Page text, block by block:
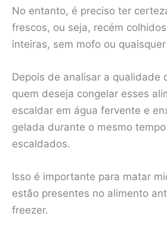
No entanto, é preciso ter
frescos, ou seja, recém
inteiras, sem mofo ou
Depois de analisar a qualidade
quem deseja congelar esses
escaldar em água fervente e
gelada durante o mesmo
escaldados.
Isso é importante para matar
estão presentes no alimento
freezer.